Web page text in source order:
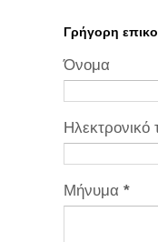
Γρήγορη
Όνομα
Ηλεκτρονικό
Μήνυμα *